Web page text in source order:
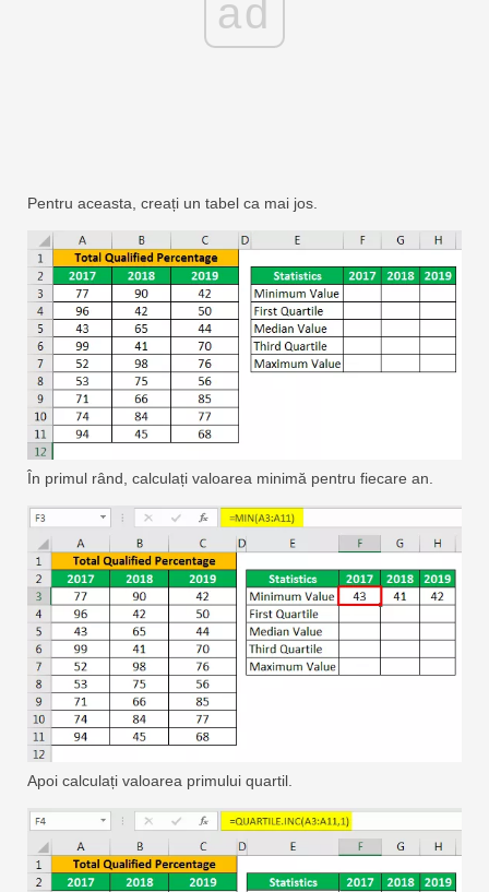
ad
Pentru aceasta, creați un tabel ca mai jos.
În primul rând, calculați valoarea minimă pentru fiecare an.
Apoi calculați valoarea primului quartil.